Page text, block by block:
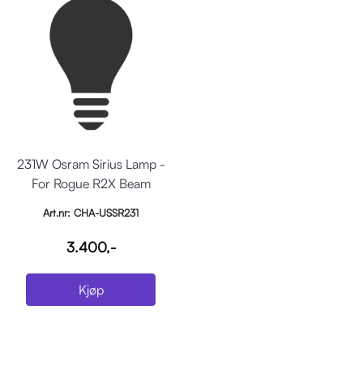
231W Osram Sirius Lamp -
For Rogue R2X Beam
Art.nr: CHA-USSR231
3.400,-
Kjøp